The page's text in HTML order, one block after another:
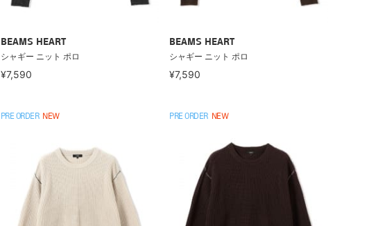
BEAMS HEART
シャギー ニット ポロ
¥7,590
BEAMS HEART
シャギー ニット ポロ
¥7,590
PRE ORDER NEW PRE ORDER NEW